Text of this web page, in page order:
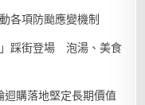
各項防颱應變機制
踩街登場 泡湯、美食
購落地堅定長期價值